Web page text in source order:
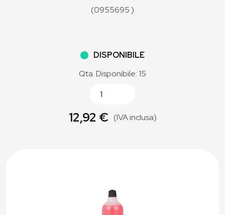
(0955695 )
DISPONIBILE
Qta. Disponibile: 15
12,92 € (IVA inclusa)